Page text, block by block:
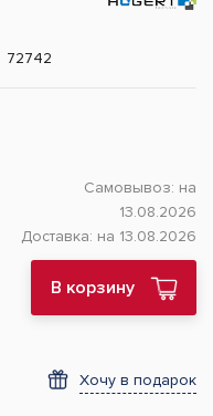
72742
Самовывоз: на
13.08.2026
Доставка: на 13.08.2026
В корзину
Хочу в подарок